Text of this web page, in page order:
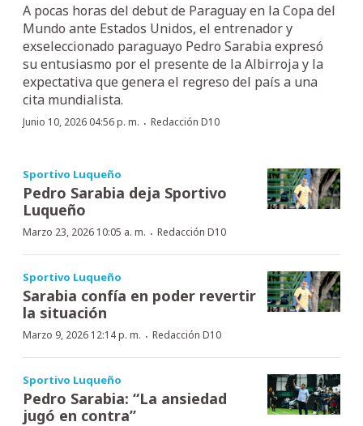
A pocas horas del debut de Paraguay en la Copa del
Mundo ante Estados Unidos, el entrenador y
exseleccionado paraguayo Pedro Sarabia expresó
su entusiasmo por el presente de la Albirroja y la
expectativa que genera el regreso del país a una
cita mundialista.
Junio 10, 2026 04:56 p. m. · Redacción D10
Sportivo Luqueño
Pedro Sarabia deja Sportivo
Luqueño
Marzo 23, 2026 10:05 a. m. · Redacción D10
Sportivo Luqueño
Sarabia confía en poder revertir
la situación
Marzo 9, 2026 12:14 p. m. · Redacción D10
Sportivo Luqueño
Pedro Sarabia: “La ansiedad
jugó en contra”